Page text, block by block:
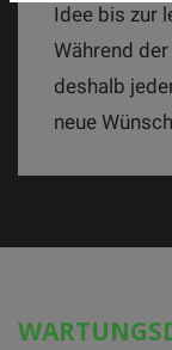
Idee bis zur
Während
deshalb
neue